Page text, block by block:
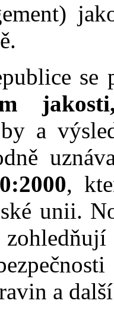
se
a
:2000,
unii.
a